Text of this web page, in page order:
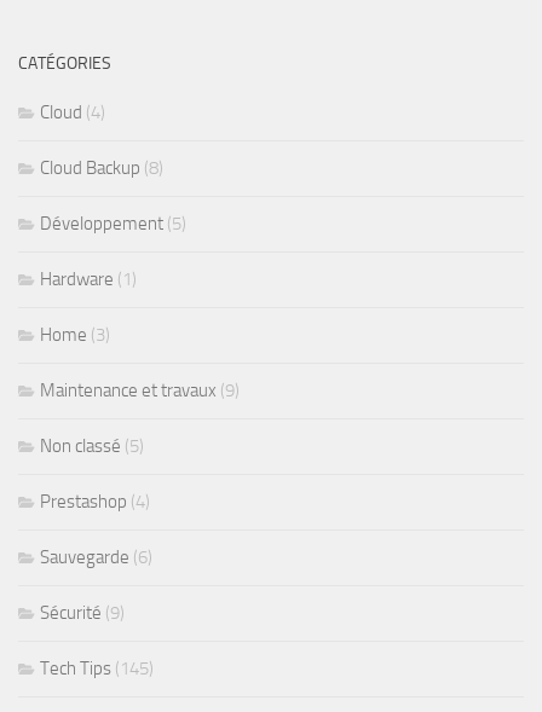
CATÉGORIES
Cloud (4)
Cloud Backup (8)
Développement (5)
Hardware (1)
Home (3)
Maintenance et travaux (9)
Non classé (5)
Prestashop (4)
Sauvegarde (6)
Sécurité (9)
Tech Tips (145)